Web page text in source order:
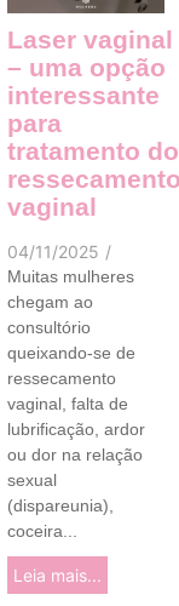
Laser vaginal
– uma opção
interessante
para
tratamento do
vaginal
04/11/2025 /
Muitas mulheres
chegam ao
consultório
queixando-se de
ressecamento
vaginal, falta de
lubrificação, ardor
ou dor na relação
sexual
(dispareunia),
coceira...
Leia mais...